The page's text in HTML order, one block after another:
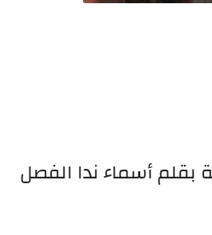
بقلم أسماء ندا الفصل